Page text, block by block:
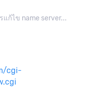
แก้ไข name server...
cgi-